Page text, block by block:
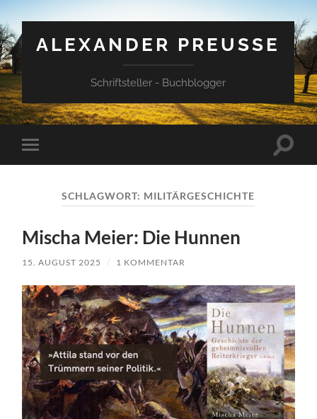
ALEXANDER PREUSSE
Schriftsteller - Buchblogger
Mobile-
Menü
SCHLAGWORT: MILITÄRGESCHICHTE
Mischa Meier: Die Hunnen
15. AUGUST 2025 / 1 KOMMENTAR